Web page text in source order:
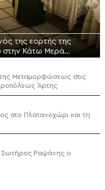
της εορτής της
στην Κάτω Μερά
Μεταμορφώσεως στις
Άρτης
στο Πλατανοχώρι και τη
Ραψάνης ο